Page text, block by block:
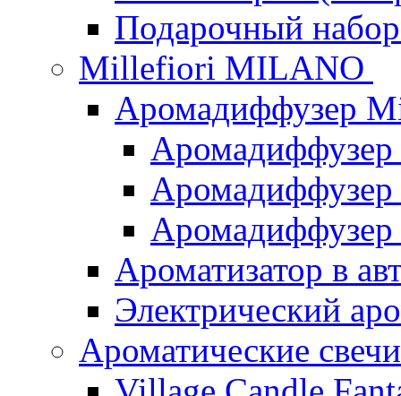
Подарочный
Millefiori MILANO
Аромадиффузер
Ароматизатор в
Электрический
Ароматические